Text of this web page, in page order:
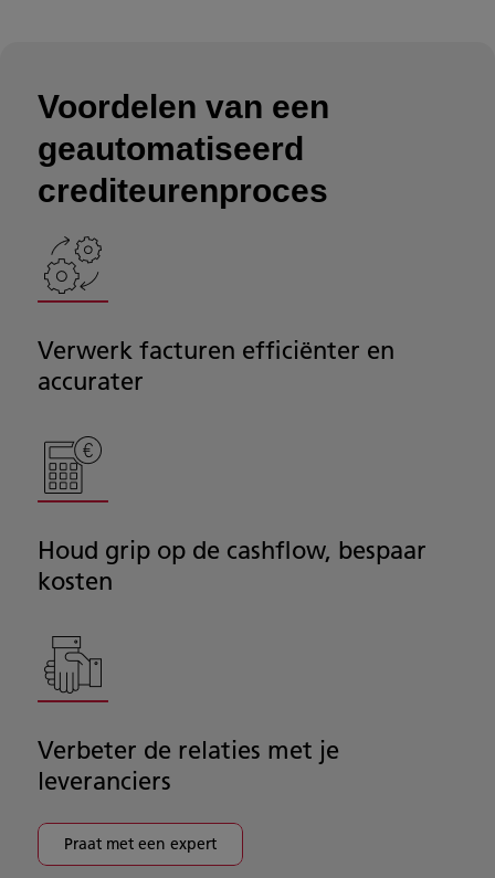
Voordelen van een
geautomatiseerd
crediteurenproces
Verwerk facturen efficiënter en
accurater
Houd grip op de cashflow, bespaar
kosten
Verbeter de relaties met je
leveranciers
Praat met een expert